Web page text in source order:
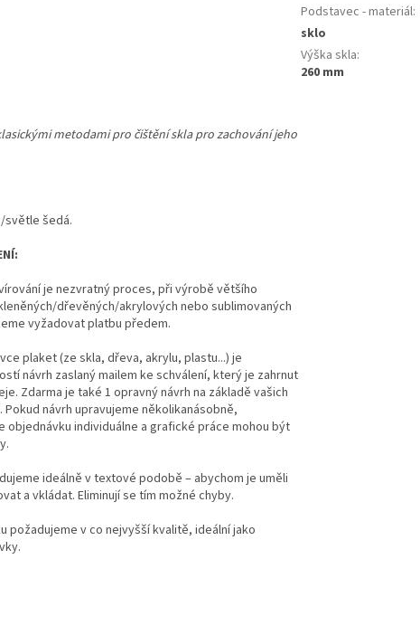
metodami pro čištění skla pro zachování jeho
světle šedá.
je nezvratný proces, při výrobě většího
dřevěných/akrylových nebo sublimovaných
vyžadovat platbu předem.
plaket (ze skla, dřeva, akrylu, plastu...) je
návrh zaslaný mailem ke schválení, který je zahrnut
Zdarma je také 1 opravný návrh na základě vašich
Pokud návrh upravujeme několikanásobně,
objednávku individuálne a grafické práce mohou být
ideálně v textové podobě – abychom je uměli
a vkládat. Eliminují se tím možné chyby.
požadujeme v co nejvyšší kvalitě, ideální jako
Podstavec - materiál:
sklo
Výška skla:
260 mm